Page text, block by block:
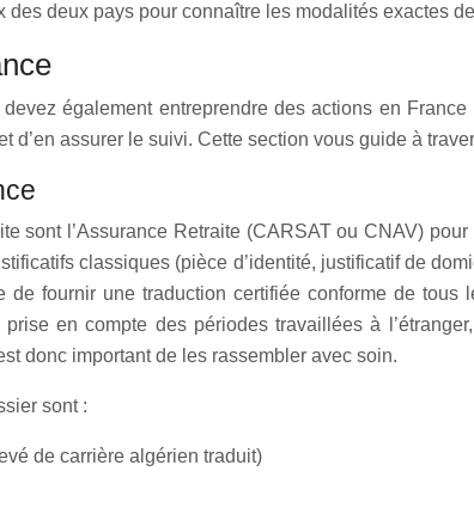
deux pays pour connaître les modalités exactes
également entreprendre des actions en
d’en assurer le suivi. Cette section vous guide à
sont l’Assurance Retraite (CARSAT ou CNAV)
classiques (pièce d’identité, justificatif de
fournir une traduction certifiée conforme de
en compte des périodes travaillées à
donc important de les rassembler avec soin.
sont :
de carrière algérien traduit)